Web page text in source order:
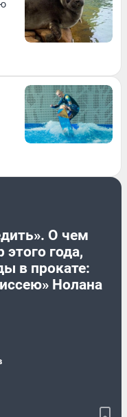
О чем
этого года,
в прокате:
Нолана